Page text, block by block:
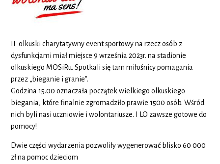
II olkuski charytatywny event sportowy na rzecz osób z
dysfunkcjami miał miejsce 9 września 2023r. na stadionie
olkuskiego MOSiRu. Spotkali się tam miłośnicy pomagania
przez „bieganie i granie”.
Godzina 15.00 oznaczała początek wielkiego olkuskiego
biegania, które finalnie zgromadziło prawie 1500 osób. Wśród
nich byli nasi uczniowie i wolontariusze. I LO zawsze gotowe do
pomocy!
Dwie części wydarzenia pozwoliły wygenerować blisko 60 000
zł na pomoc dzieciom